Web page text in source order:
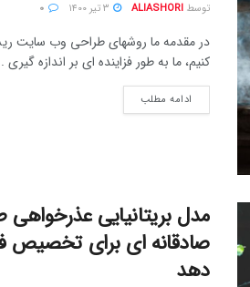
توسط ALIASHORI
در مقدمه ما روشهای طراحی وب سایت
کنیم، ما به طور فزاینده ای بر اندازه گیری
ادامه مطلب
مدل بریتانیایی عذرخواهی
صادقانه ای برای تخصیص
دهد